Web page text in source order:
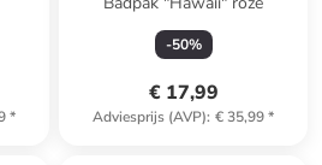
*
-50%
€ 17,99
Adviesprijs (AVP): € 35,99*